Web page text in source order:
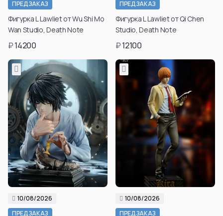
ПРЕДЗАКАЗ
Фигурка L Lawliet от Wu Shi Mo
Wan Studio, Death Note
₽14200
ПРЕДЗАКАЗ
Фигурка L Lawliet от Qi Chen
Studio, Death Note
₽12100
10/08/2026
ПРЕДЗАКАЗ
10/08/2026
ПРЕДЗАКАЗ